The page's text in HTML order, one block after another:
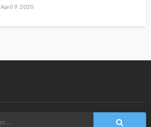
April 9, 2020